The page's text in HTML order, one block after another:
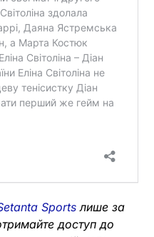
Sportsлише за
доступ до